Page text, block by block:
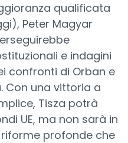
qualificata
Peter Magyar
e indagini
confronti di Orban e
Con una vittoria a
Tisza potrà
UE, ma non sarà in
profonde che